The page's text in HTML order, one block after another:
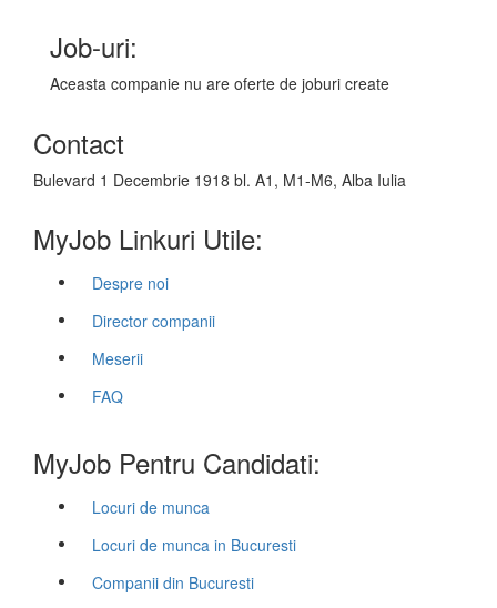
Job-uri:
Aceasta companie nu are oferte de joburi create
Contact
Bulevard 1 Decembrie 1918 bl. A1, M1-M6, Alba Iulia
MyJob Linkuri Utile:
Despre noi
Director companii
Meserii
FAQ
MyJob Pentru Candidati:
Locuri de munca
Locuri de munca in Bucuresti
Companii din Bucuresti